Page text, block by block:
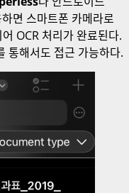
면 스마트폰 카메라로
OCR 처리가 완료된다.
통해서도 접근 가능하다.